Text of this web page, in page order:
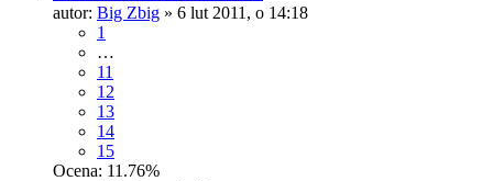
autor: Big Zbig » 6 lut 2011, o 14:18
1
…
11
12
13
14
15
Ocena: 11.76%